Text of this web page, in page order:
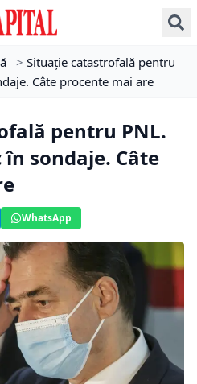
> Situație catastrofală pentru
Câte procente mai are
pentru PNL.
sondaje. Câte
WhatsApp